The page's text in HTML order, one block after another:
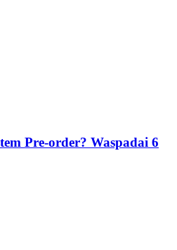
Pre-order? Waspadai 6